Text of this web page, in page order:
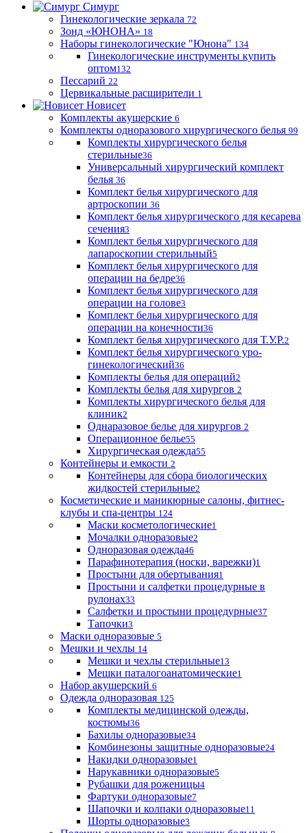
Симург
Гинекологические зеркала 72
Зонд «ЮНОНА» 18
Наборы гинекологические "Юнона" 134
Гинекологические инструменты купить
оптом132
Пессарий 22
Цервикальные расширители 1
Новисет
Комплекты акушерские 6
Комплекты одноразового хирургического белья 99
Комплекты хирургического белья
стерильные36
Универсальный хирургический комплект
белья 36
Комплект белья хирургического для
артроскопии 36
Комплект белья хирургического для кесарева
сечения3
Комплект белья хирургического для
лапароскопии стерильный5
Комплект белья хирургического для
операции на бедре36
Комплект белья хирургического для
операции на голове3
Комплект белья хирургического для
операции на конечности36
Комплект белья хирургического для Т.У.Р.2
Комплект белья хирургического уро-
гинекологический36
Комплекты белья для операций2
Комплекты белья для хирургов 2
Комплекты хирургического белья для
клиник2
Однаразовое белье для хирургов 2
Операционное белье55
Хирургическая одежда55
Контейнеры и емкости 2
Контейнеры для сбора биологических
жидкостей стерильные2
Косметические и маникюрные салоны, фитнес-
клубы и спа-центры 124
Маски косметологические1
Мочалки одноразовые2
Одноразовая одежда46
Парафинотерапия (носки, варежки)1
Простыни для обертывания1
Простыни и салфетки процедурные в
рулонах33
Салфетки и простыни процедурные37
Тапочки3
Маски одноразовые 5
Мешки и чехлы 14
Мешки и чехлы стерильные13
Мешки паталогоанатомические1
Набор акушерский 6
Одежда одноразовая 125
Комплекты медицинской одежды,
костюмы36
Бахилы одноразовые34
Комбинезоны защитные одноразовые24
Накидки одноразовые1
Нарукавники одноразовые5
Рубашки для роженицы4
Фартуки одноразовые7
Шапочки и колпаки одноразовые11
Шорты одноразовые3